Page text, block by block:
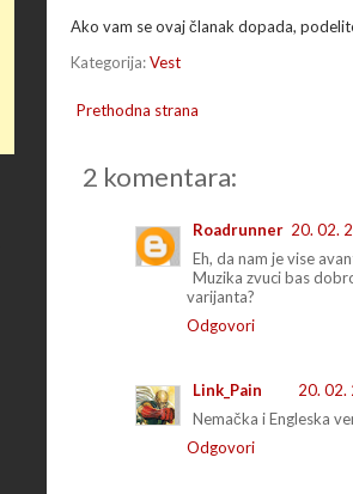
Ako vam se ovaj članak dopada,
Kategorija:Vest
Prethodna strana
2 komentara:
Roadrunner 20. 02.
Eh, da nam je vise
Muzika zvuci bas
varijanta?
Odgovori
Link_Pain
20. 02.
Nemačka i Engleska
Odgovori